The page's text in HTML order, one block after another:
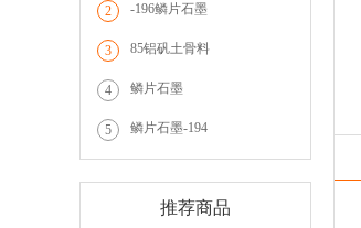
2 -196鳞片石墨
3 85铝矾土骨料
4 鳞片石墨
5 鳞片石墨-194
推荐商品